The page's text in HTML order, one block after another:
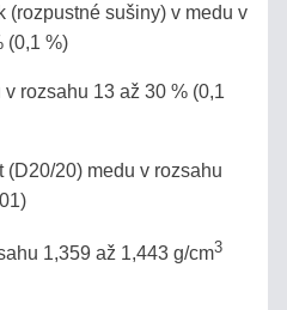
(rozpustné sušiny) v medu v
(0,1 %)
rozsahu 13 až 30 % (0,1
(D20/20) medu v rozsahu
1,359 až 1,443 g/cm3